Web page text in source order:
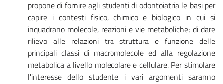
propone di fornire agli studenti di odontoiatria le basi per
capire i contesti fisico, chimico e biologico in cui si
inquadrano molecole, reazioni e vie metaboliche; di dare
rilievo alle relazioni tra struttura e funzione delle
principali classi di macromolecole ed alla regolazione
metabolica a livello molecolare e cellulare. Per stimolare
l'interesse dello studente i vari argomenti saranno